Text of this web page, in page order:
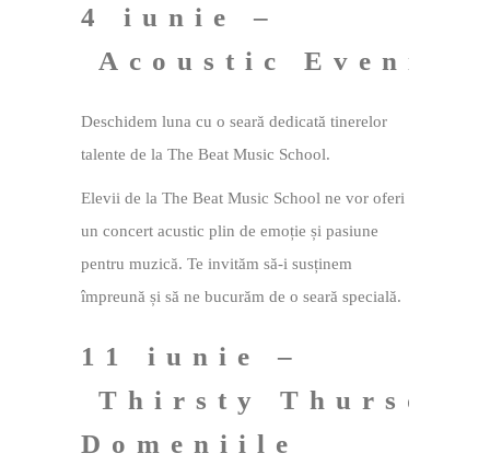
4 iunie –
Acoustic
Deschidem luna cu o seară dedicată tinerelor
talente de la The Beat Music School.
Elevii de la The Beat Music School ne vor oferi
un concert acustic plin de emoție și pasiune
pentru muzică. Te invităm să-i susținem
împreună și să ne bucurăm de o seară specială.
11 iunie –
Thirsty
Domeniile